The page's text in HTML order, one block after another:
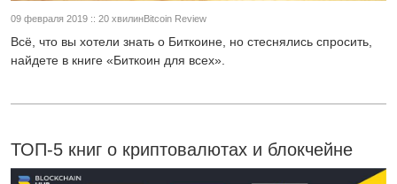
09 февраля 2019 :: 20 хвилинBitcoin Review
Всё, что вы хотели знать о Биткоине, но стеснялись спросить,
найдете в книге «Биткоин для всех».
ТОП-5 книг о криптовалютах и блокчейне